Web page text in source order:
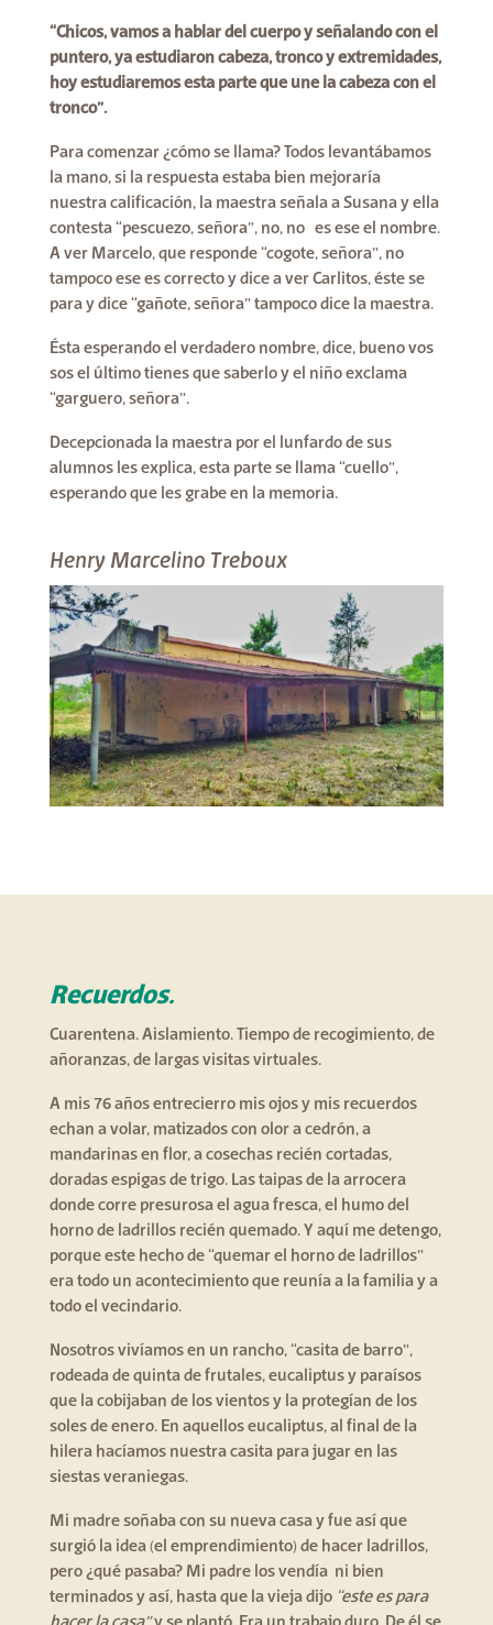
“Chicos, vamos a hablar del cuerpo y señalando con el
puntero, ya estudiaron cabeza, tronco y extremidades,
hoy estudiaremos esta parte que une la cabeza con el
tronco”.
Para comenzar ¿cómo se llama? Todos levantábamos
la mano, si la respuesta estaba bien mejoraría
nuestra calificación, la maestra señala a Susana y ella
contesta “pescuezo, señora”, no, no es ese el nombre.
A ver Marcelo, que responde “cogote, señora”, no
tampoco ese es correcto y dice a ver Carlitos, éste se
para y dice “gañote, señora” tampoco dice la maestra.
Ésta esperando el verdadero nombre, dice, bueno vos
sos el último tienes que saberlo y el niño exclama
“garguero, señora”.
Decepcionada la maestra por el lunfardo de sus
alumnos les explica, esta parte se llama “cuello”,
esperando que les grabe en la memoria.
Henry Marcelino Treboux
Recuerdos.
Cuarentena. Aislamiento. Tiempo de recogimiento, de
añoranzas, de largas visitas virtuales.
A mis 76 años entrecierro mis ojos y mis recuerdos
echan a volar, matizados con olor a cedrón, a
mandarinas en flor, a cosechas recién cortadas,
doradas espigas de trigo. Las taipas de la arrocera
donde corre presurosa el agua fresca, el humo del
horno de ladrillos recién quemado. Y aquí me detengo,
porque este hecho de “quemar el horno de ladrillos”
era todo un acontecimiento que reunía a la familia y a
todo el vecindario.
Nosotros vivíamos en un rancho, “casita de barro”,
rodeada de quinta de frutales, eucaliptus y paraísos
que la cobijaban de los vientos y la protegían de los
soles de enero. En aquellos eucaliptus, al final de la
hilera hacíamos nuestra casita para jugar en las
siestas veraniegas.
Mi madre soñaba con su nueva casa y fue así que
surgió la idea (el emprendimiento) de hacer ladrillos,
pero ¿qué pasaba? Mi padre los vendía ni bien
terminados y así, hasta que la vieja dijo “este es para